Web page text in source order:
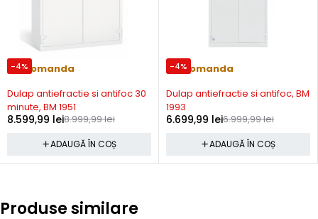
-4%
Precomanda
Dulap antiefractie si antifoc 30
minute, BM 1951
8.999,99lei
8.599,99 lei
ADAUGĂ ÎN COȘ
-4%
Precomanda
Dulap antiefractie si antifoc, BM
1993
6.999,99lei
6.699,99 lei
ADAUGĂ ÎN COȘ
Produse similare